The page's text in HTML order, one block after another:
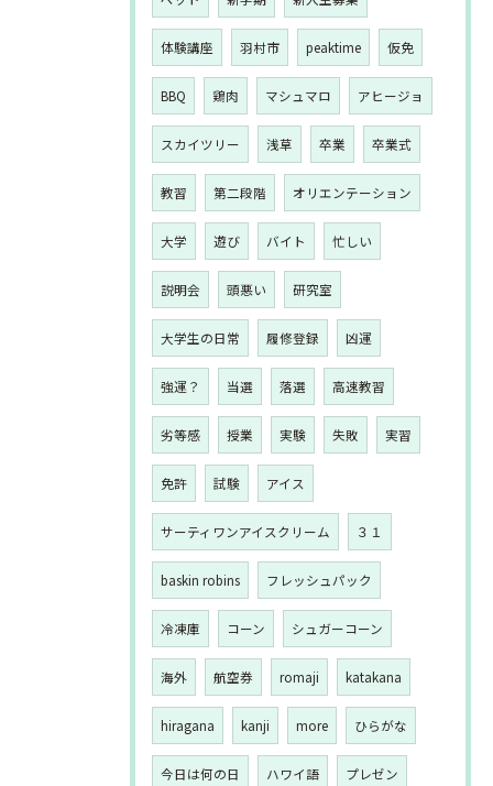
体験講座 羽村市 peaktime 仮免
BBQ 鶏肉 マシュマロ アヒージョ
スカイツリー 浅草 卒業 卒業式
教習 第二段階 オリエンテーション
大学 遊び バイト 忙しい
説明会 頭悪い 研究室
大学生の日常 履修登録 凶運
強運？ 当選 落選 高速教習
劣等感 授業 実験 失敗 実習
免許 試験 アイス
サーティワンアイスクリーム ３１
baskin robins フレッシュパック
冷凍庫 コーン シュガーコーン
海外 航空券 romaji katakana
hiragana kanji more ひらがな
今日は何の日 ハワイ語 プレゼン